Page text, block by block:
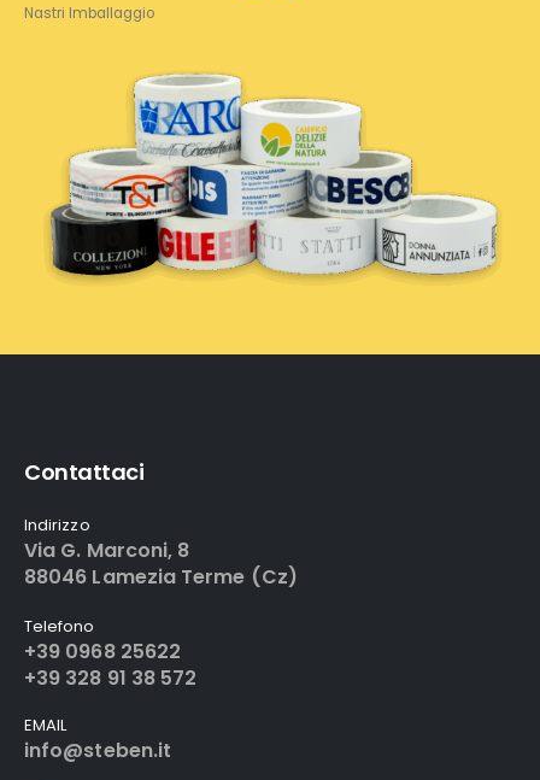
Nastri Imballaggio
Contattaci
Indirizzo
Via G. Marconi, 8
88046 Lamezia Terme (Cz)
Telefono
+39 0968 25622
+39 328 91 38 572
EMAIL
info@steben.it